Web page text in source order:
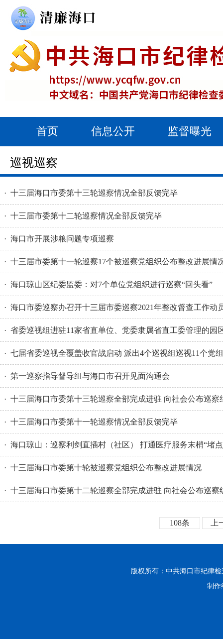
首页 信息公开 监督曝光
巡视巡察
· 十三届海口市委第十三轮巡察情况全部反馈完毕
· 十三届市委第十二轮巡察情况全部反馈完毕
· 海口市开展涉粮问题专项巡察
· 十三届市委第十一轮巡察17个被巡察党组织公布整改进展情
· 海口琼山区纪委监委：对7个单位党组织进行巡察“回头看”
· 海口市委巡察办召开十三届市委巡察2021年整改督查工作动
· 省委巡视组进驻11家省直单位、党委隶属省直工委管理的园
· 七届省委巡视全覆盖收官战启动 派出4个巡视组巡视11个党
· 第一巡察指导督导组与海口市召开见面沟通会
· 十三届海口市委第十三轮巡察全部完成进驻 向社会公布巡察
· 十三届海口市委第十一轮巡察情况全部反馈完毕
· 海口琼山：巡察利剑直插村（社区） 打通医疗服务末梢“堵
· 十三届海口市委第十轮被巡察党组织公布整改进展情况
· 十三届海口市委第十二轮巡察全部完成进驻 向社会公布巡察
108条 上
版权所有：中共海口市纪律
制作